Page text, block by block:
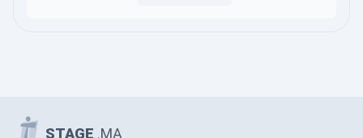
STAGE .MA